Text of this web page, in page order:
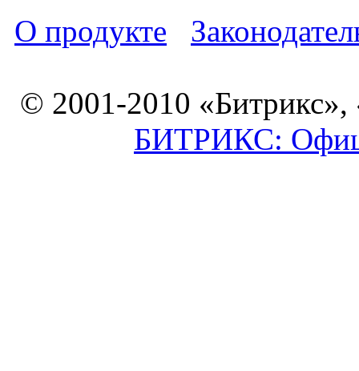
О продукте
© 2001-2010 «Битрикс»,
БИТРИКС: